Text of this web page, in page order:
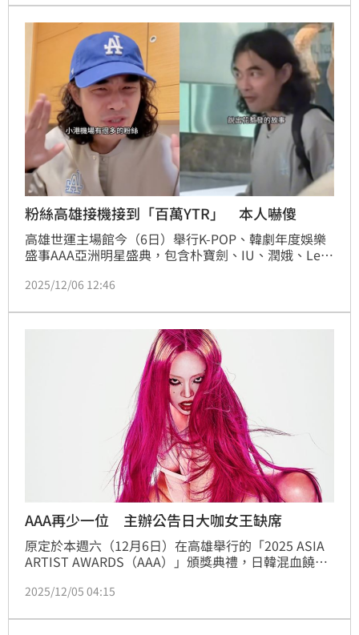
蔡佩伶報導
粉絲高雄接機接到「百萬YTR」 本人嚇傻
高雄世運主場館今（6日）舉行K-POP、韓劇年度娛樂
盛事AAA亞洲明星盛典，包含朴寶劍、IU、潤娥、Le
期待。近日外國藝人們陸續抵達高雄，昨有大批粉絲在
咖YouTuber「異色檔案」DK。
2025/12/06 12:46
AAA再少一位 主辦公告日大咖女王缺席
原定於本週六（12月6日）在高雄舉行的「2025 ASIA
ARTIST AWARDS（AAA）」頒獎典禮，日韓混血饒舌
方今（5日）下午緊急透過官方公告向觀眾與粉絲說明
2025/12/05 04:15